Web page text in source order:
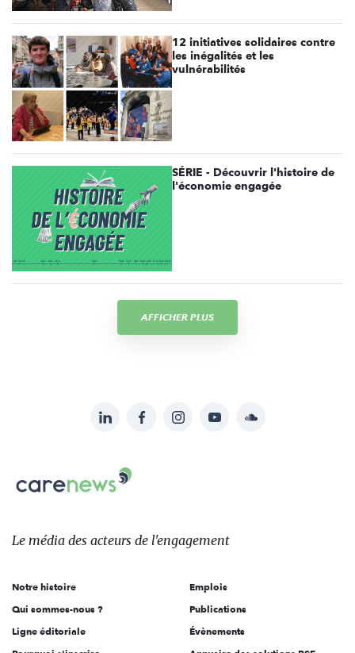
12 initiatives solidaires contre
les inégalités et les
vulnérabilités
SÉRIE - Découvrir l'histoire de
l'économie engagée
AFFICHER PLUS
sur:
LinkedInFacebookInstagramYouTubeSoundcloud
Carenews,
Le
des
l'engagement
Le média des acteurs de l'engagement
Notre histoire
Qui sommes-nous ?
Ligne éditoriale
Emplois
Publications
Évènements